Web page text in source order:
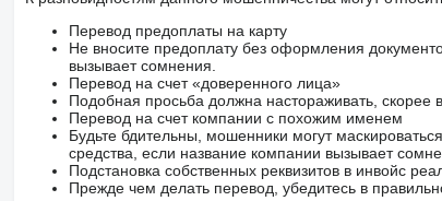
Перевод предоплаты на карту
Не вносите предоплату без оформления
вызывает сомнения.
Перевод на счет «доверенного лица»
Подобная просьба должна настораживать, скорее
Перевод на счет компании с похожим именем
Будьте бдительны, мошенники могут
средства, если название компании вызывает
Подстановка собственных реквизитов в инвойс
Прежде чем делать перевод, убедитесь в